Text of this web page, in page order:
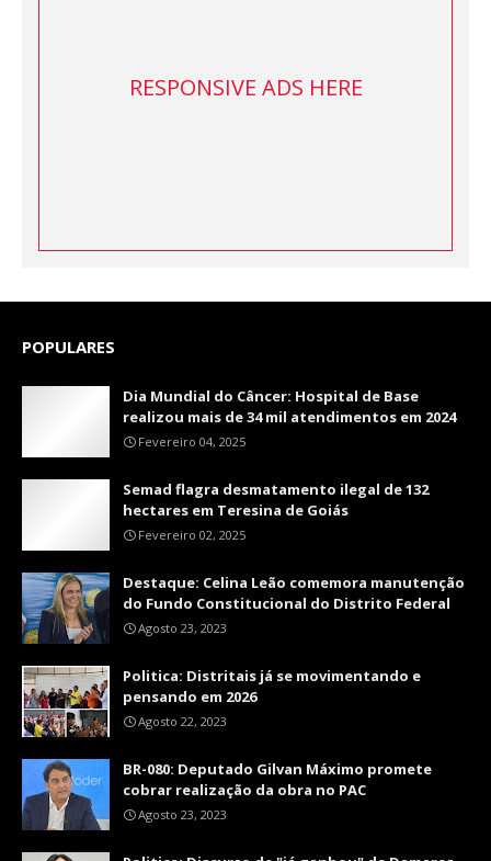
RESPONSIVE ADS HERE
POPULARES
Dia Mundial do Câncer: Hospital de Base
realizou mais de 34 mil atendimentos em 2024
Fevereiro 04, 2025
Semad flagra desmatamento ilegal de 132
hectares em Teresina de Goiás
Fevereiro 02, 2025
Destaque: Celina Leão comemora manutenção
do Fundo Constitucional do Distrito Federal
Agosto 23, 2023
Politica: Distritais já se movimentando e
pensando em 2026
Agosto 22, 2023
BR-080: Deputado Gilvan Máximo promete
cobrar realização da obra no PAC
Agosto 23, 2023